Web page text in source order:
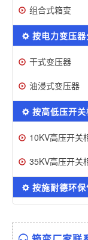
组合式箱变
按电力变压器
干式变压器
油浸式变压器
按高低压开
10KV高压开关
35KV高压开关
按施耐德环